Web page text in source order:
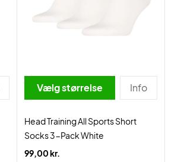
Vælg størrelse Info
Head Training All Sports Short
Socks 3-Pack White
99,00 kr.